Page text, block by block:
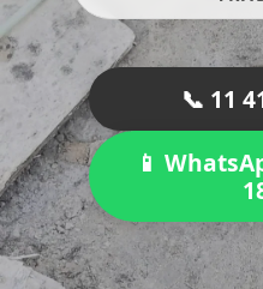
📞 11
📱